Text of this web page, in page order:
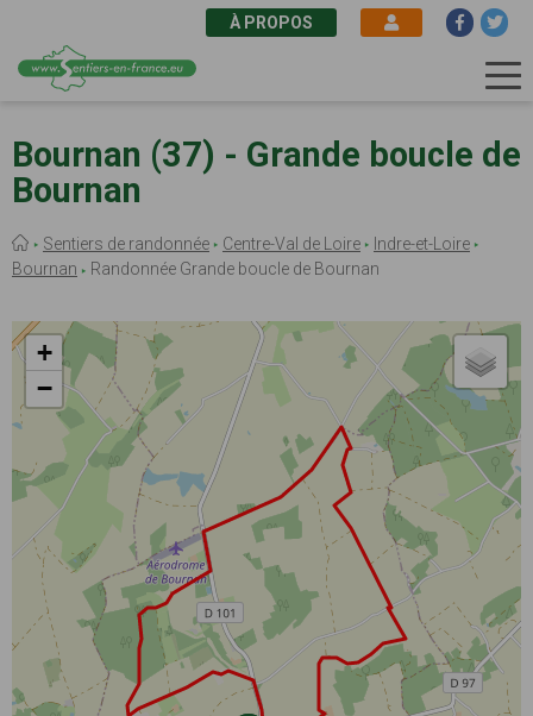
au
contenu
principal
À PROPOS
Bournan (37) - Grande boucle de
Bournan
Fil
d'Ariane
Sentiers de randonnée Centre-Val de Loire
Indre-et-Loire
Bournan
Randonnée Grande boucle de Bournan
+
−